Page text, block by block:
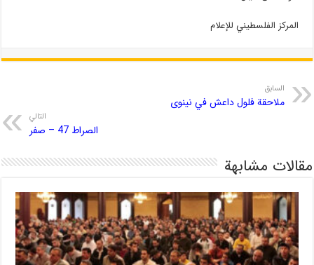
المركز الفلسطيني للإعلام
السابق
ملاحقة فلول داعش في نينوى
التالي
الصراط 47 – صفر
مقالات مشابهة